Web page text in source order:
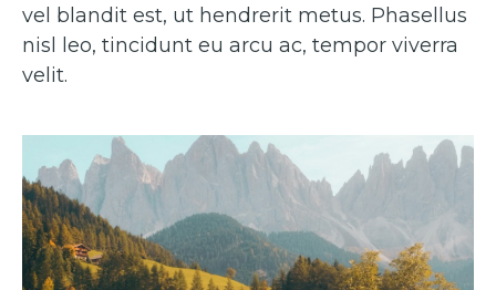
vel blandit est, ut hendrerit metus. Phasellus
nisl leo, tincidunt eu arcu ac, tempor viverra
velit.